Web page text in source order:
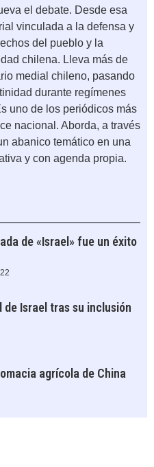
el debate. Desde esa
vinculada a la defensa y
del pueblo y la
chilena. Lleva más de
medial chileno, pasando
durante regímenes
uno de los periódicos más
nacional. Aborda, a través
abanico temático en una
y con agenda propia.
de «Israel» fue un éxito
de Israel tras su inclusión
agrícola de China